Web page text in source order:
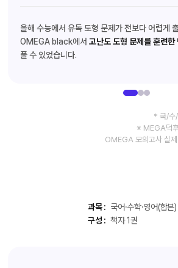
올해 수능에서 유독 도형 문제가 전보다 어렵게
OMEGA black에서고난도 도형 문제를 훈련한
풀 수 있었습니다.
* 국/수
※ MEGA덕
OMEGA 모의고사 실제
과목 : 국어·수학·영어(합본)
구성 : 책자 1권